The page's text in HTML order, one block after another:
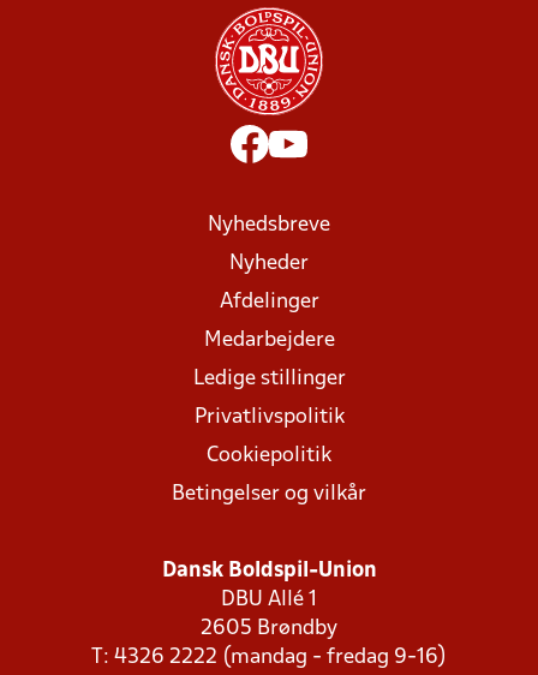
Nyhedsbreve
Nyheder
Afdelinger
Medarbejdere
Ledige stillinger
Privatlivspolitik
Cookiepolitik
Betingelser og vilkår
Dansk Boldspil-Union
DBU Allé 1
2605 Brøndby
T: 4326 2222 (mandag - fredag 9-16)